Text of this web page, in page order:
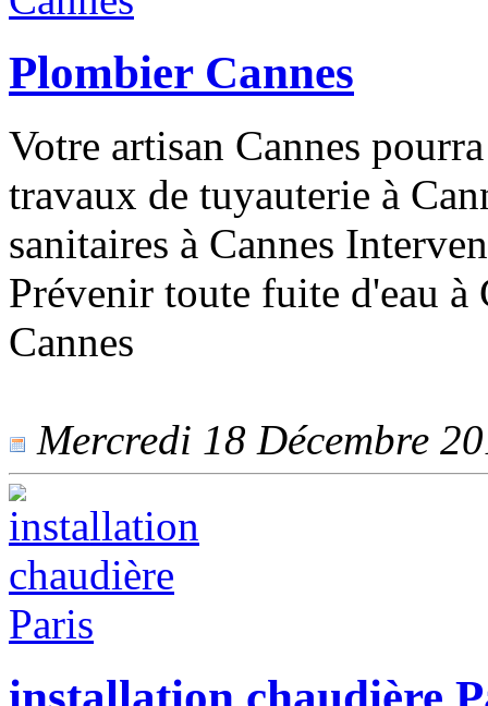
Plombier Cannes
Votre artisan Cannes
travaux de tuyauterie à
sanitaires à Cannes
Prévenir toute fuite d'eau à
Cannes
Mercredi 18 Décembre